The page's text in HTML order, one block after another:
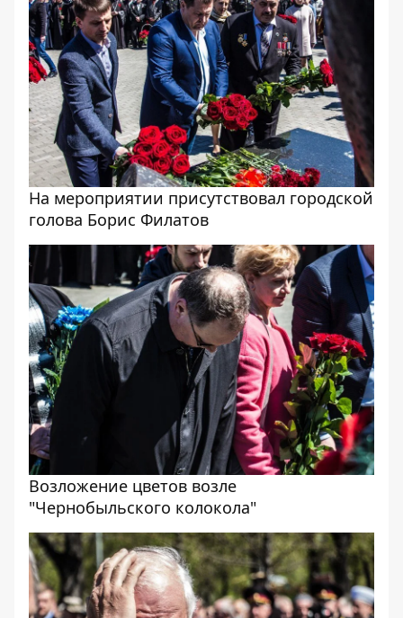
На мероприятии присутствовал городской
голова Борис Филатов
Возложение цветов возле
"Чернобыльского колокола"